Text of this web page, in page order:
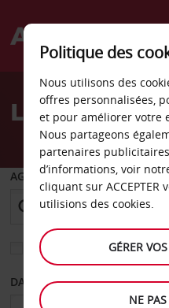
Welcome
AvisLocation de
AGENCE DE DÉPART
Sélectionnez une autre
DATE DE DÉPART
Politique des
Nous utilisons des
offres personnalisées,
et pour améliorer votre
Nous partageons
partenaires
d’informations, voir
cliquant sur ACCEPTER
utilisions des cookies.
GÉRER
NE